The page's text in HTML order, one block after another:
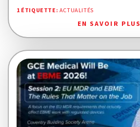
1 ÉTIQUETTE: ACTUALITÉS
EN SAVOIR PLUS